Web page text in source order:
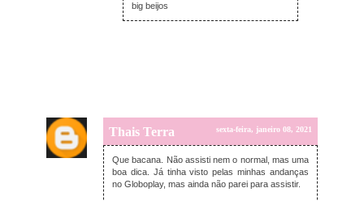
big beijos
Thais Terra sexta-feira, janeiro 08, 2021
Que bacana. Não assisti nem o normal, mas uma
boa dica. Já tinha visto pelas minhas andanças
no Globoplay, mas ainda não parei para assistir.